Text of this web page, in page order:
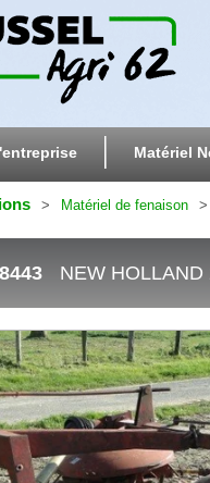
Matériel
Matériel de fenaison
NEW HOLLAND